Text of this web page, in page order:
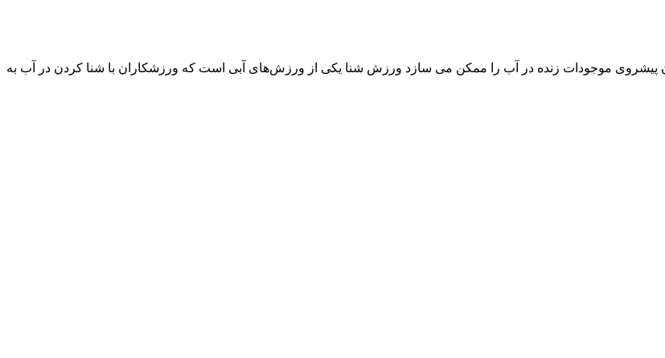
موجودات زنده در آب را ممکن می سازد ورزش شنا یکی از ورزش‌های آبی است که ورزشکاران با شنا کردن در آب به